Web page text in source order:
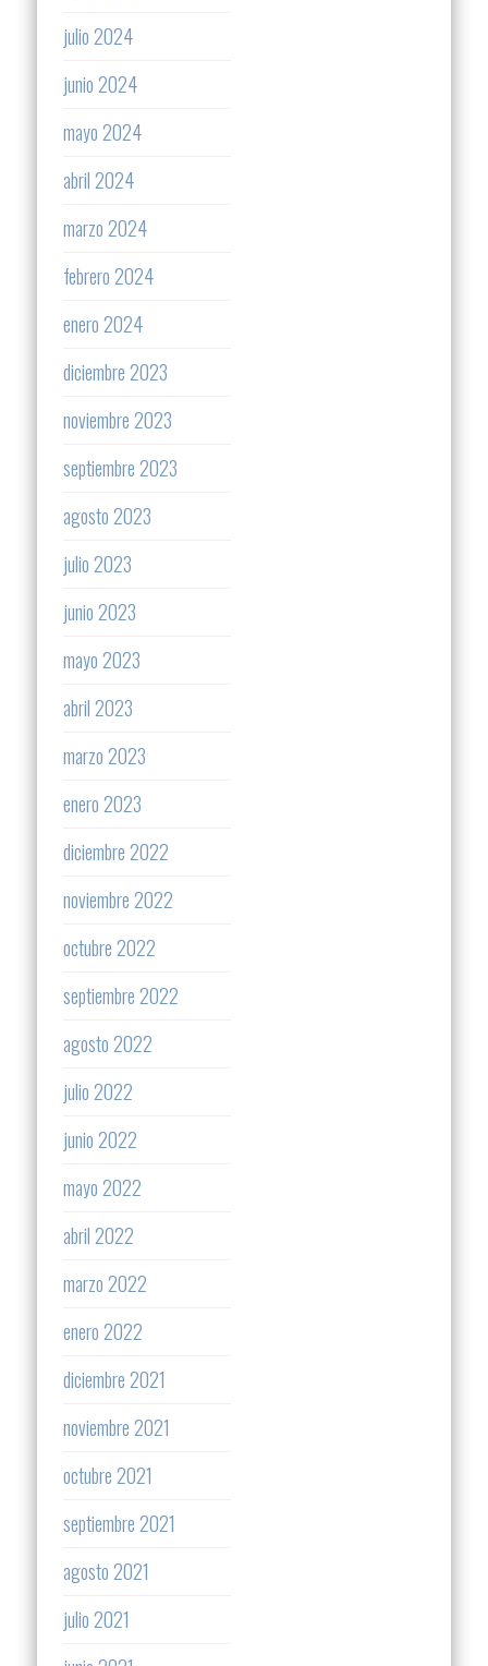
julio 2024
junio 2024
mayo 2024
abril 2024
marzo 2024
febrero 2024
enero 2024
diciembre 2023
noviembre 2023
septiembre 2023
agosto 2023
julio 2023
junio 2023
mayo 2023
abril 2023
marzo 2023
enero 2023
diciembre 2022
noviembre 2022
octubre 2022
septiembre 2022
agosto 2022
julio 2022
junio 2022
mayo 2022
abril 2022
marzo 2022
enero 2022
diciembre 2021
noviembre 2021
octubre 2021
septiembre 2021
agosto 2021
julio 2021